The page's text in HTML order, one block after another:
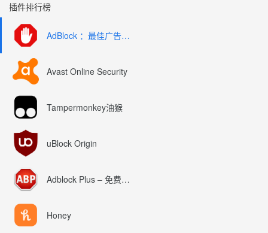
插件排行榜
AdBlock ：最佳广告拦截工具
Avast Online Security
Tampermonkey油猴
uBlock Origin
Adblock Plus – 免费的广告拦截器
Honey